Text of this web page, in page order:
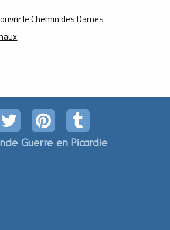
le Chemin des Dames
Guerre en Picardie